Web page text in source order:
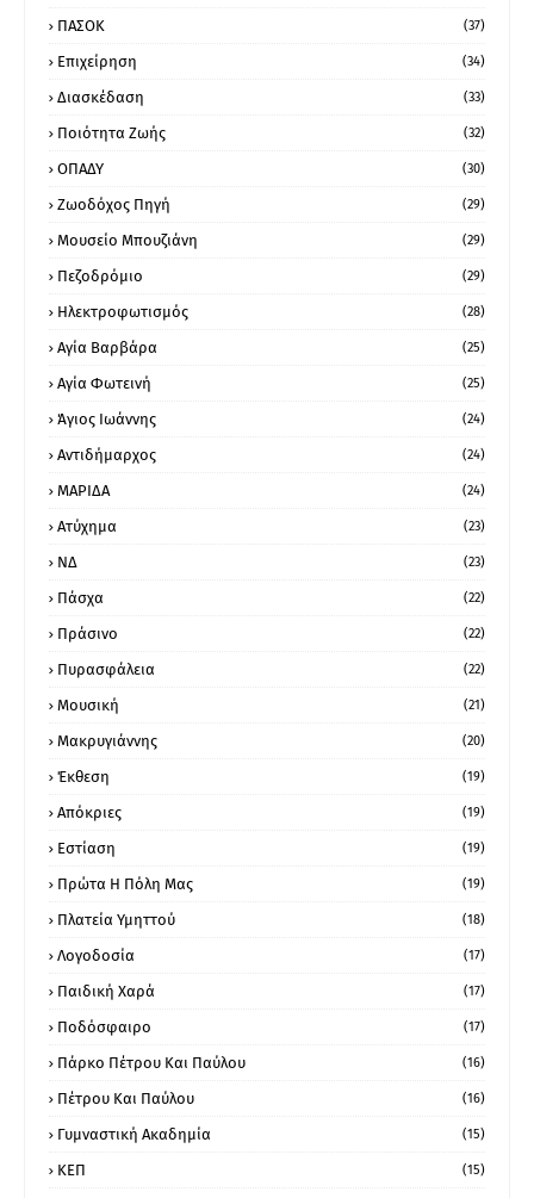
ΠΑΣΟΚ (37)
Επιχείρηση (34)
Διασκέδαση (33)
Ποιότητα Ζωής (32)
ΟΠΑΔΥ (30)
Ζωοδόχος Πηγή (29)
Μουσείο Μπουζιάνη (29)
Πεζοδρόμιο (29)
Ηλεκτροφωτισμός (28)
Αγία Βαρβάρα (25)
Αγία Φωτεινή (25)
Άγιος Ιωάννης (24)
Αντιδήμαρχος (24)
ΜΑΡΙΔΑ (24)
Ατύχημα (23)
ΝΔ (23)
Πάσχα (22)
Πράσινο (22)
Πυρασφάλεια (22)
Μουσική (21)
Μακρυγιάννης (20)
Έκθεση (19)
Απόκριες (19)
Εστίαση (19)
Πρώτα Η Πόλη Μας (19)
Πλατεία Υμηττού (18)
Λογοδοσία (17)
Παιδική Χαρά (17)
Ποδόσφαιρο (17)
Πάρκο Πέτρου Και Παύλου (16)
Πέτρου Και Παύλου (16)
Γυμναστική Ακαδημία (15)
ΚΕΠ (15)